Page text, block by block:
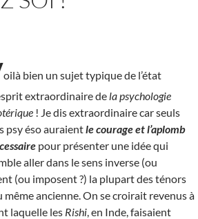
oilà bien un sujet typique de l’état
extraordinaire de la psychologie
! Je dis extraordinaire car seuls
psy éso auraientle courage et l’aplomb
pour présenter une idée qui
aller dans le sens inverse (ou
(ou imposent ?) la plupart des ténors
ancienne. On se croirait revenus à
laquelle les Rishi, en Inde, faisaient